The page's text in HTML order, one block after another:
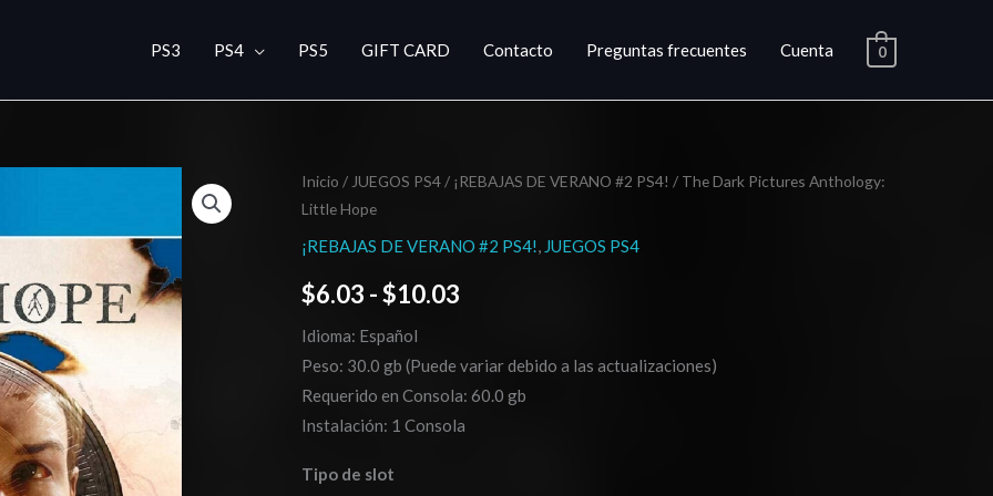
PS3 PS4 PS5 GIFT CARD Contacto Preguntas frecuentes Cuenta 0
Inicio / JUEGOS PS4/ ¡REBAJAS DE VERANO #2 PS4! / The Dark Pictures Anthology:
Little Hope
¡REBAJAS DE VERANO #2 PS4!, JUEGOS PS4
$6.03 -$10.03
Rango
de
$6.03
hasta
Idioma: Español
Peso: 30.0 gb (Puede variar debido a las actualizaciones)
Requerido en Consola: 60.0 gb
Instalación: 1 Consola
Tipo de slot
The
Dark
Pictures
Little
Hope
cantidad